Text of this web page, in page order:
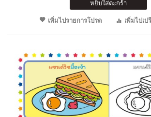
หยิบใส่ตะกร้า
เพิ่มไปรายการโปรด
เพิ่มไปเป